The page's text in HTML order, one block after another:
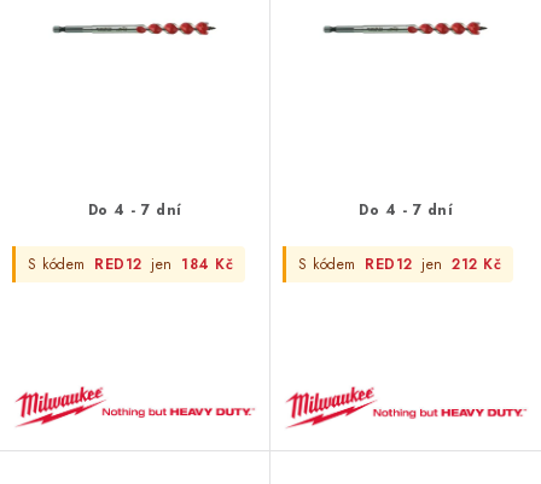
Do 4 - 7 dní
S kódem RED12 jen 184 Kč
Do 4 - 7 dní
S kódem RED12 jen 212 Kč